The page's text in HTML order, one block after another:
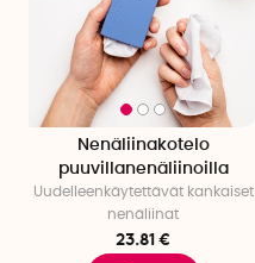
Nenäliinakotelo
puuvillanenäliinoilla
Uudelleenkäytettävät kankaiset
nenäliinat
23.81 €